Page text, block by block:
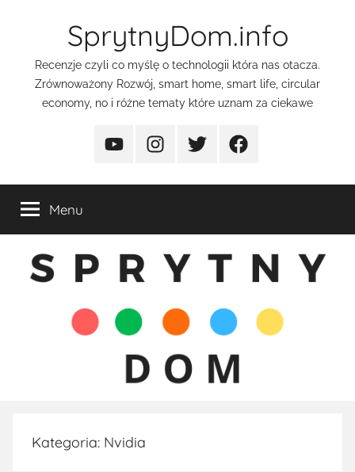
SprytnyDom.info
Recenzje czyli co myślę o technologii która nas otacza.
Zrównoważony Rozwój, smart home, smart life, circular
economy, no i różne tematy które uznam za ciekawe
YouTubeInstagramTwitter FaceBook
Menu
Kategoria: Nvidia